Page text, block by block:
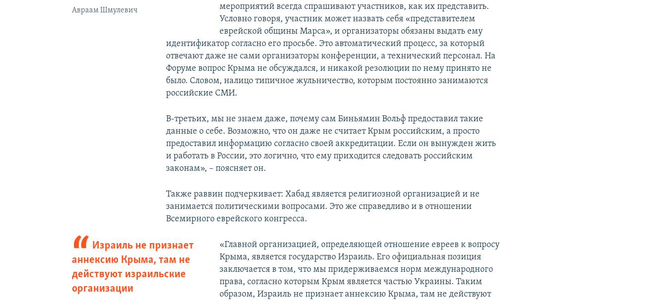
Авраам Шмулевич
мероприятий всегда спрашивают участников, как их представить.
Условно говоря, участник может назвать себя «представителем
еврейской общины Марса», и организаторы обязаны выдать ему
идентификатор согласно его просьбе. Это автоматический процесс, за который
отвечают даже не сами организаторы конференции, а технический персонал. На
Форуме вопрос Крыма не обсуждался, и никакой резолюции по нему принято не
было. Словом, налицо типичное жульничество, которым постоянно занимаются
российские СМИ.
В-третьих, мы не знаем даже, почему сам Биньямин Вольф предоставил такие
данные о себе. Возможно, что он даже не считает Крым российским, а просто
предоставил информацию согласно своей аккредитации. Если он вынужден жить
и работать в России, это логично, что ему приходится следовать российским
законам», – поясняет он.
Также раввин подчеркивает: Хабад является религиозной организацией и не
занимается политическими вопросами. Это же справедливо и в отношении
Всемирного еврейского конгресса.
Израиль не признает
аннексию Крыма, там не
действуют израильские
организации
«Главной организацией, определяющей отношение евреев к вопросу
Крыма, является государство Израиль. Его официальная позиция
заключается в том, что мы придерживаемся норм международного
права, согласно которым Крым является частью Украины. Таким
образом, Израиль не признает аннексию Крыма, там не действуют